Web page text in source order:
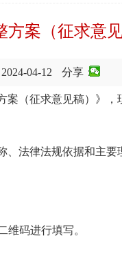
案（征求意
04-12 分享：
（征求意见稿）》，
法律法规依据和主要
码进行填写。